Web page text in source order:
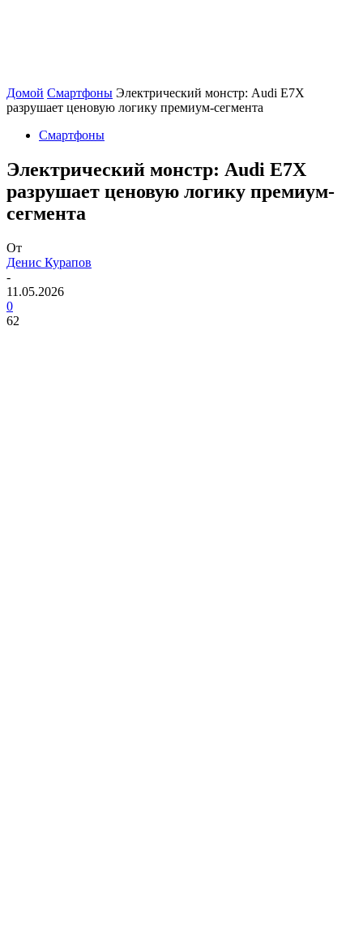
Домой Смартфоны Электрический монстр: Audi E7X
разрушает ценовую логику премиум-сегмента
Смартфоны
Электрический монстр: Audi E7X
разрушает ценовую логику премиум-
сегмента
От
Денис Курапов
-
11.05.2026
0
62